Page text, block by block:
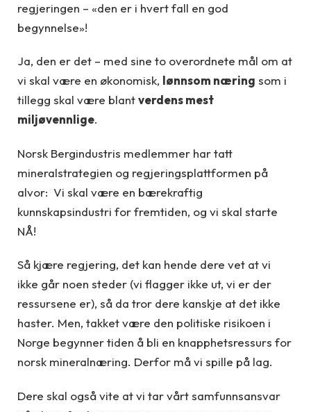
regjeringen – «den er i hvert fall en god
begynnelse»!
Ja, den er det – med sine to overordnete mål om at
vi skal være en økonomisk, lønnsom næring som i
tillegg skal være blantverdens mest
miljøvennlige.
Norsk Bergindustris medlemmer har tatt
mineralstrategien og regjeringsplattformen på
alvor: Vi skal være en bærekraftig
kunnskapsindustri for fremtiden, og vi skal starte
NÅ!
Så kjære regjering, det kan hende dere vet at vi
ikke går noen steder (vi flagger ikke ut, vi er der
ressursene er), så da tror dere kanskje at det ikke
haster. Men, takket være den politiske risikoen i
Norge begynner tiden å bli en knapphetsressurs for
norsk mineralnæring. Derfor må vi spille på lag.
Dere skal også vite at vi tar vårt samfunnsansvar